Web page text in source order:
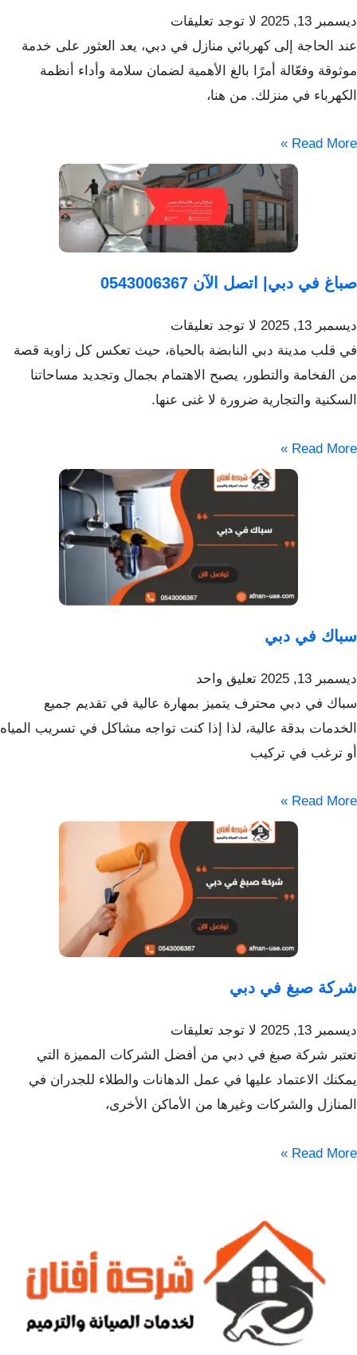
ديسمبر 13, 2025
لا توجد تعليقات
عند الحاجة إلى كهربائي منازل في دبي، يعد العثور على خدمة
موثوقة وفعّالة أمرًا بالغ الأهمية لضمان سلامة وأداء أنظمة
الكهرباء في منزلك. من هنا،
Read More »
صباغ في دبي| اتصل الآن 0543006367
ديسمبر 13, 2025
لا توجد تعليقات
في قلب مدينة دبي النابضة بالحياة، حيث تعكس كل زاوية قصة
من الفخامة والتطور، يصبح الاهتمام بجمال وتجديد مساحاتنا
السكنية والتجارية ضرورة لا غنى عنها.
Read More »
سباك في دبي
ديسمبر 13, 2025
تعليق واحد
سباك في دبي محترف يتميز بمهارة عالية في تقديم جميع
الخدمات بدقة عالية، لذا إذا كنت تواجه مشاكل في تسريب المياه
أو ترغب في تركيب
Read More »
شركة صبغ في دبي
ديسمبر 13, 2025
لا توجد تعليقات
تعتبر شركة صبغ في دبي من أفضل الشركات المميزة التي
يمكنك الاعتماد عليها في عمل الدهانات والطلاء للجدران في
المنازل والشركات وغيرها من الأماكن الأخرى،
Read More »